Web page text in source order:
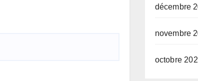
décembre
novembre
octobre